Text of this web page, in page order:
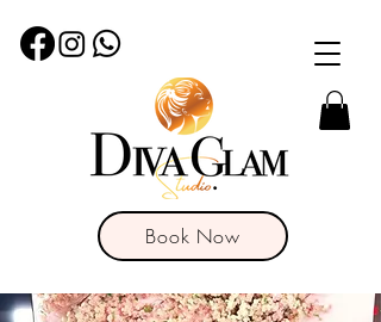
Book Now